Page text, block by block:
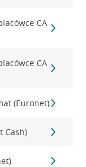
CA
CA
(Euronet)
Cash)